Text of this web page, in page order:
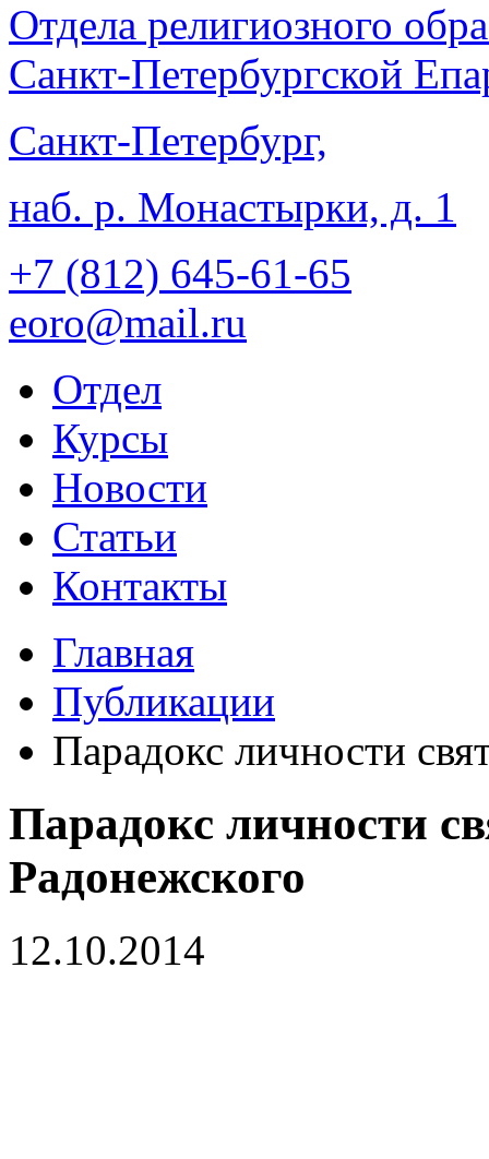
Отдела религиозного
Санкт-Петербургской
Санкт-Петербург,
наб. р. Монастырки, д. 1
+7 (812) 645-61-65
eoro@mail.ru
Отдел
Курсы
Новости
Статьи
Контакты
Главная
Публикации
Парадокс личности
Парадокс личности
Радонежского
12.10.2014